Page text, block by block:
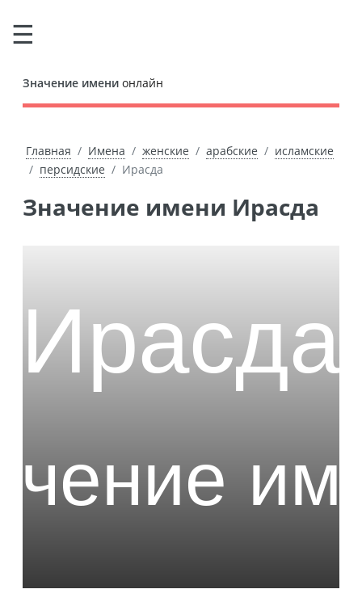
Значение имени онлайн
Главная Имена женские арабские
исламские
персидские
Ирасда
Значение имени Ирасда